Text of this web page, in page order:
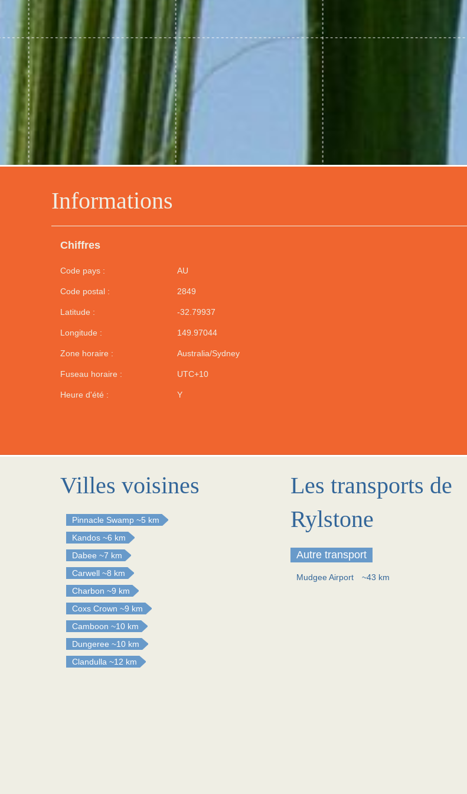
Informations
Chiffres
Code pays : AU
Code postal : 2849
Latitude : -32.79937
Longitude : 149.97044
Zone horaire : Australia/Sydney
Fuseau horaire : UTC+10
Heure d'été : Y
Villes voisines
Pinnacle Swamp ~5 km
Kandos ~6 km
Dabee ~7 km
Carwell ~8 km
Charbon ~9 km
Coxs Crown ~9 km
Camboon ~10 km
Dungeree ~10 km
Clandulla ~12 km
Les transports de
Rylstone
Autre transport
Mudgee Airport ~43 km